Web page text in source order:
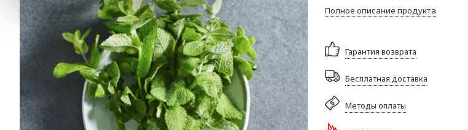
Полное описание продукта
Гарантия возврата
Бесплатная доставка
Методы оплаты